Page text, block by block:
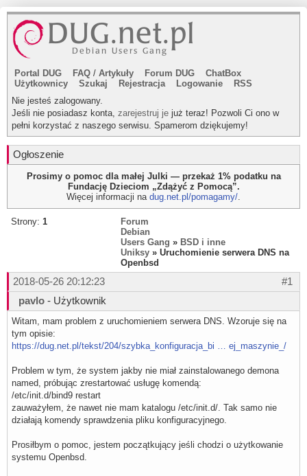
Portal DUG FAQ / Artykuły Forum DUG
ChatBox
Użytkownicy
Szukaj Rejestracja Logowanie
RSS
Nie jesteś zalogowany.
Jeśli nie posiadasz konta, zarejestruj je już teraz! Pozwoli Ci ono w
pełni korzystać z naszego serwisu. Spamerom dziękujemy!
Ogłoszenie
Prosimy o pomoc dla małej Julki — przekaż 1% podatku na
Fundację Dzieciom „Zdążyć z Pomocą”.
Więcej informacji na dug.net.pl/pomagamy/.
Strony: 1
Forum
Debian
Users Gang » BSD i inne
Uniksy » Uruchomienie serwera DNS na
Openbsd
#1
2018-05-26 20:12:23
pavlo - Użytkownik
Witam, mam problem z uruchomieniem serwera DNS. Wzoruje się na
tym opisie:
https://dug.net.pl/tekst/204/szybka_konfiguracja_bi … ej_maszynie_/
Problem w tym, że system jakby nie miał zainstalowanego demona
named, próbując zrestartować usługę komendą:
/etc/init.d/bind9 restart
zauważyłem, że nawet nie mam katalogu /etc/init.d/. Tak samo nie
działają komendy sprawdzenia pliku konfiguracyjnego.
Prosiłbym o pomoc, jestem początkujący jeśli chodzi o użytkowanie
systemu Openbsd.